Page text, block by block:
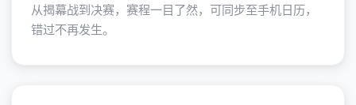
从揭幕战到决赛，赛程一目了然，可同步至手机日历，
错过不再发生。